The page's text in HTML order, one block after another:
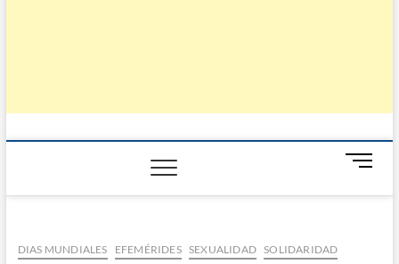
B
t
DIAS MUNDIALES EFEMÉRIDES SEXUALIDAD SOLIDARIDAD